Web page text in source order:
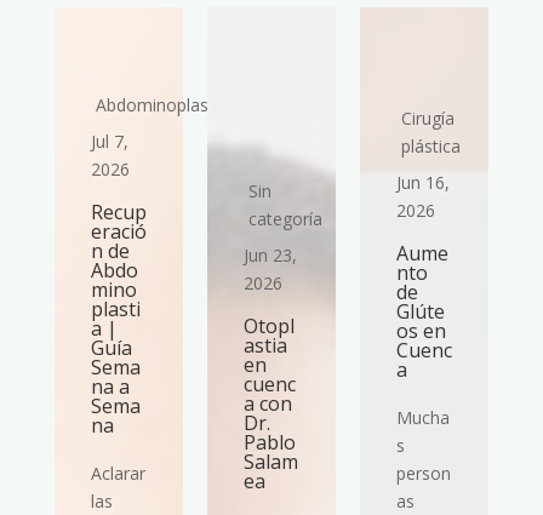
Abdominoplastia
Jul 7,
2026
Recup
eració
n de
Abdo
mino
plasti
a |
Guía
Sema
na a
Sema
na
Aclarar
las
Sin
categoría
Jun 23,
2026
Otopl
astia
en
cuenc
a con
Dr.
Pablo
Salam
ea
Cirugía
plástica
Jun 16,
2026
Aume
nto
de
Glúte
os en
Cuenc
a
Mucha
s
person
as